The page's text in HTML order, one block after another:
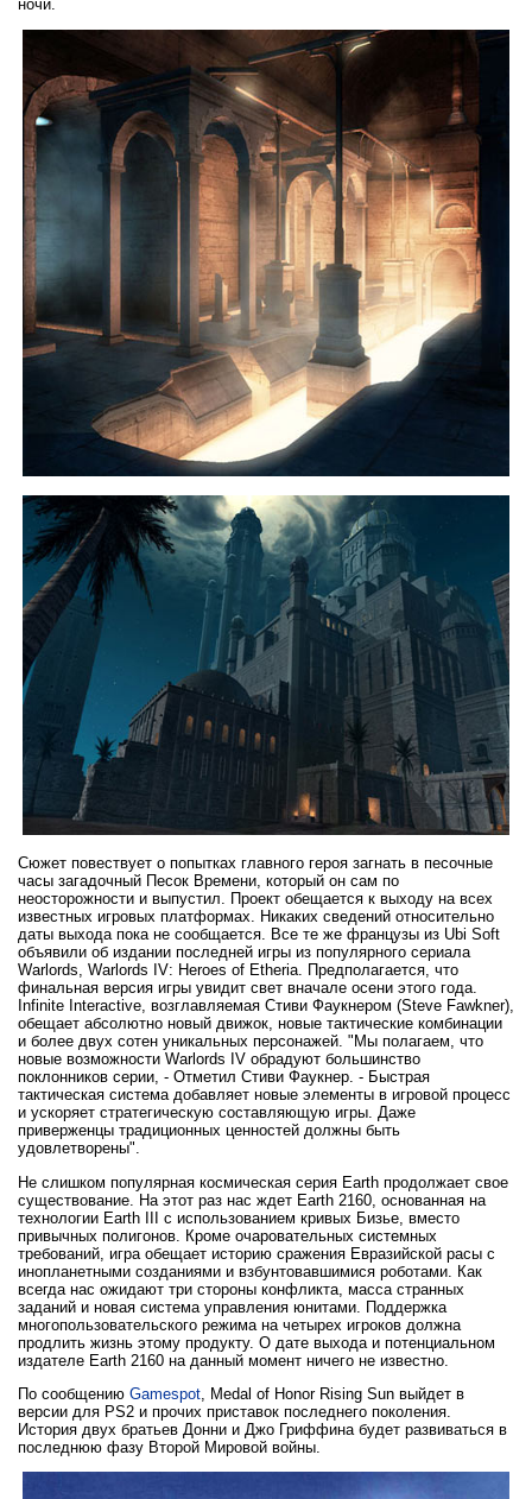
ночи.
Сюжет повествует о попытках главного героя загнать в песочные
часы загадочный Песок Времени, который он сам по
неосторожности и выпустил. Проект обещается к выходу на всех
известных игровых платформах. Никаких сведений относительно
даты выхода пока не сообщается. Все те же французы из Ubi Soft
объявили об издании последней игры из популярного сериала
Warlords, Warlords IV: Heroes of Etheria. Предполагается, что
финальная версия игры увидит свет вначале осени этого года.
Infinite Interactive, возглавляемая Стиви Фаукнером (Steve Fawkner),
обещает абсолютно новый движок, новые тактические комбинации
и более двух сотен уникальных персонажей. "Мы полагаем, что
новые возможности Warlords IV обрадуют большинство
поклонников серии, - Отметил Стиви Фаукнер. - Быстрая
тактическая система добавляет новые элементы в игровой процесс
и ускоряет стратегическую составляющую игры. Даже
приверженцы традиционных ценностей должны быть
удовлетворены".
Не слишком популярная космическая серия Earth продолжает свое
существование. На этот раз нас ждет Earth 2160, основанная на
технологии Earth III с использованием кривых Бизье, вместо
привычных полигонов. Кроме очаровательных системных
требований, игра обещает историю сражения Евразийской расы с
инопланетными созданиями и взбунтовавшимися роботами. Как
всегда нас ожидают три стороны конфликта, масса странных
заданий и новая система управления юнитами. Поддержка
многопользовательского режима на четырех игроков должна
продлить жизнь этому продукту. О дате выхода и потенциальном
издателе Earth 2160 на данный момент ничего не известно.
По сообщению Gamespot, Medal of Honor Rising Sun выйдет в
версии для PS2 и прочих приставок последнего поколения.
История двух братьев Донни и Джо Гриффина будет развиваться в
последнюю фазу Второй Мировой войны.